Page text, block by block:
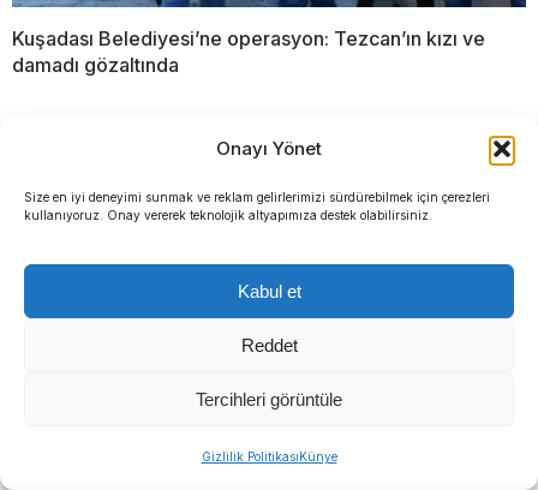
Onayı Yönet
Size en iyi deneyimi sunmak ve reklam gelirlerimizi sürdürebilmek için çerezleri
kullanıyoruz. Onay vererek teknolojik altyapımıza destek olabilirsiniz.
Kabul et
Reddet
Tercihleri görüntüle
Gizlilik PolitikasıKünye
Kuşadası Belediyesi’ne operasyon: Tezcan’ın kızı ve
damadı gözaltında
Bir yanıt yazın